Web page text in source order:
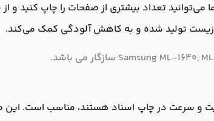
می‌توانید تعداد بیشتری از صفحات را چاپ کنید
زیست تولید شده و به کاهش آلودگی کمک می‌کند.
که به دنبال کیفیت و سرعت در چاپ اسناد هستند،